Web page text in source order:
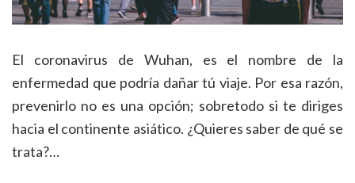
El coronavirus de Wuhan, es el nombre de la
enfermedad que podría dañar tú viaje. Por esa razón,
prevenirlo no es una opción; sobretodo si te diriges
hacia el continente asiático. ¿Quieres saber de qué se
trata?…